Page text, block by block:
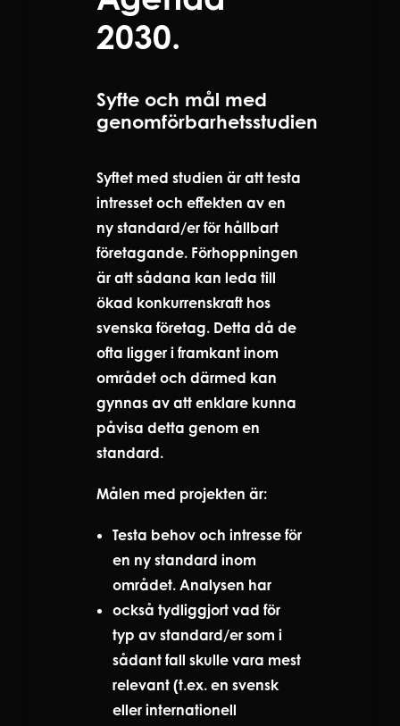
2030.
Syfte och mål med
genomförbarhetsstudien
Syftet med studien är att testa
intresset och effekten av en
ny standard/er för hållbart
företagande. Förhoppningen
är att sådana kan leda till
ökad konkurrenskraft hos
svenska företag. Detta då de
ofta ligger i framkant inom
området och därmed kan
gynnas av att enklare kunna
påvisa detta genom en
standard.
Målen med projekten är:
Testa behov och intresse för
en ny standard inom
området. Analysen har
också tydliggjort vad för
typ av standard/er som i
sådant fall skulle vara mest
relevant (t.ex. en svensk
eller internationell